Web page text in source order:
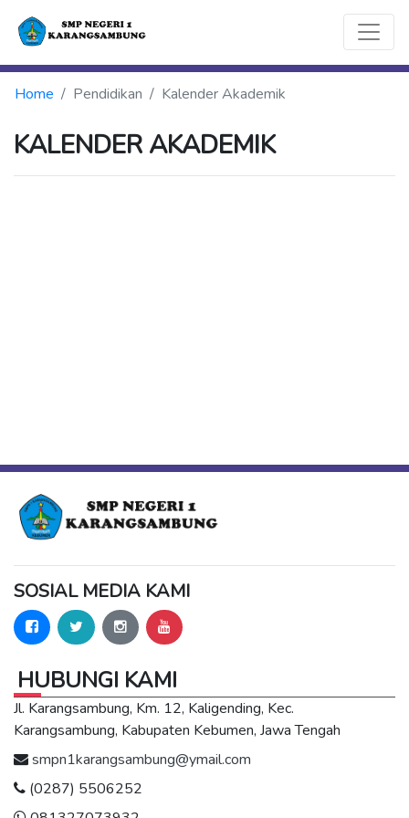
Home Pendidikan Kalender Akademik
KALENDER AKADEMIK
SOSIAL MEDIA KAMI
HUBUNGI KAMI
Jl. Karangsambung, Km. 12, Kaligending, Kec.
Karangsambung, Kabupaten Kebumen, Jawa Tengah
smpn1karangsambung@ymail.com
(0287) 5506252